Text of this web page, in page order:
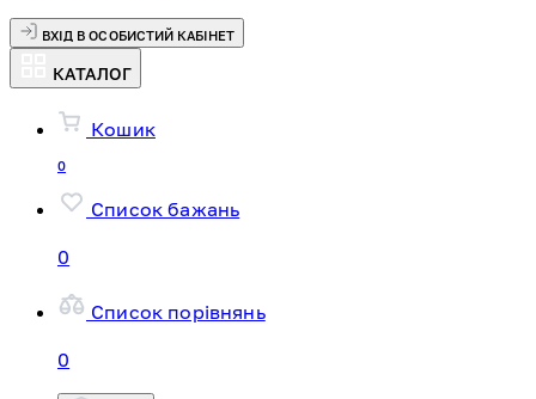
ВХІД В ОСОБИСТИЙ КАБІНЕТ
КАТАЛОГ
Кошик
0
Список бажань
0
Список порівнянь
0